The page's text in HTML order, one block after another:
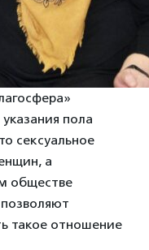
пола
сексуальное
а
обществе
такое отношение